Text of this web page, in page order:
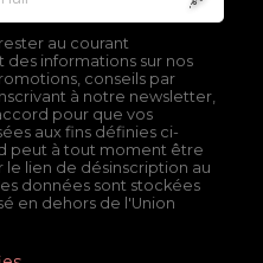
au courant
informations sur nos
conseils par
à notre newsletter,
pour que vos
aux fins définies ci-
peut à tout moment être
le lien de désinscription au
données sont stockées
en dehors de l'Union